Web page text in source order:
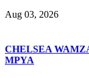
Aug 03, 2026
CHELSEA
MPYA